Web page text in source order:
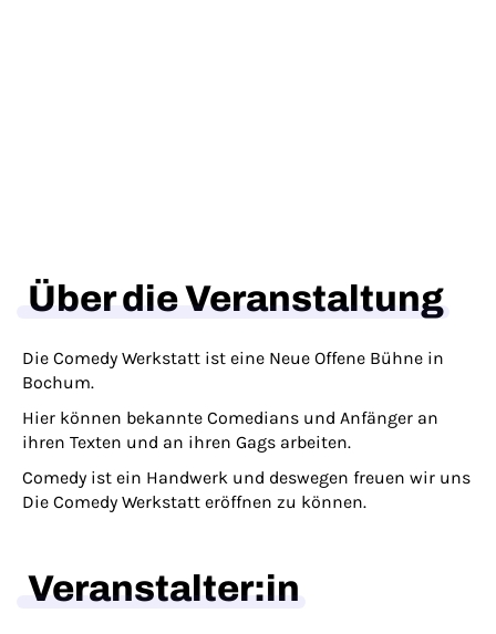
Über die Veranstaltung
Die Comedy Werkstatt ist eine Neue Offene Bühne in
Bochum.
Hier können bekannte Comedians und Anfänger an
ihren Texten und an ihren Gags arbeiten.
Comedy ist ein Handwerk und deswegen freuen wir uns
Die Comedy Werkstatt eröffnen zu können.
Veranstalter:in